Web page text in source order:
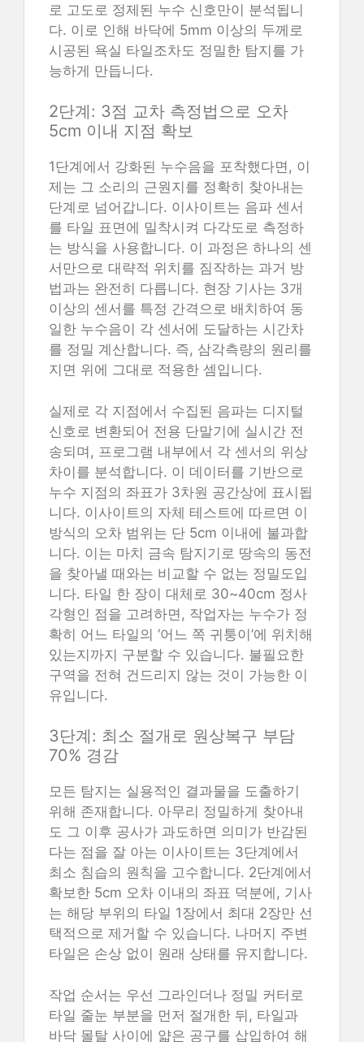
로 고도로 정제된 누수 신호만이 분석됩니
다. 이로 인해 바닥에 5mm 이상의 두께로
시공된 욕실 타일조차도 정밀한 탐지를 가
능하게 만듭니다.
2단계: 3점 교차 측정법으로 오차
5cm 이내 지점 확보
1단계에서 강화된 누수음을 포착했다면, 이
제는 그 소리의 근원지를 정확히 찾아내는
단계로 넘어갑니다. 이사이트는 음파 센서
를 타일 표면에 밀착시켜 다각도로 측정하
는 방식을 사용합니다. 이 과정은 하나의 센
서만으로 대략적 위치를 짐작하는 과거 방
법과는 완전히 다릅니다. 현장 기사는 3개
이상의 센서를 특정 간격으로 배치하여 동
일한 누수음이 각 센서에 도달하는 시간차
를 정밀 계산합니다. 즉, 삼각측량의 원리를
지면 위에 그대로 적용한 셈입니다.
실제로 각 지점에서 수집된 음파는 디지털
신호로 변환되어 전용 단말기에 실시간 전
송되며, 프로그램 내부에서 각 센서의 위상
차이를 분석합니다. 이 데이터를 기반으로
누수 지점의 좌표가 3차원 공간상에 표시됩
니다. 이사이트의 자체 테스트에 따르면 이
방식의 오차 범위는 단 5cm 이내에 불과합
니다. 이는 마치 금속 탐지기로 땅속의 동전
을 찾아낼 때와는 비교할 수 없는 정밀도입
니다. 타일 한 장이 대체로 30~40cm 정사
각형인 점을 고려하면, 작업자는 누수가 정
확히 어느 타일의 ‘어느 쪽 귀퉁이’에 위치해
있는지까지 구분할 수 있습니다. 불필요한
구역을 전혀 건드리지 않는 것이 가능한 이
유입니다.
3단계: 최소 절개로 원상복구 부담
70% 경감
모든 탐지는 실용적인 결과물을 도출하기
위해 존재합니다. 아무리 정밀하게 찾아내
도 그 이후 공사가 과도하면 의미가 반감된
다는 점을 잘 아는 이사이트는 3단계에서
최소 침습의 원칙을 고수합니다. 2단계에서
확보한 5cm 오차 이내의 좌표 덕분에, 기사
는 해당 부위의 타일 1장에서 최대 2장만 선
택적으로 제거할 수 있습니다. 나머지 주변
타일은 손상 없이 원래 상태를 유지합니다.
작업 순서는 우선 그라인더나 정밀 커터로
타일 줄눈 부분을 먼저 절개한 뒤, 타일과
바닥 몰탈 사이에 얇은 공구를 삽입하여 해